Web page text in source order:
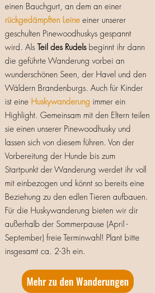
einen Bauchgurt, an dem an einer
rückgedämpften Leine einer unserer
geschulten Pinewoodhuskys gespannt
wird. Als Teil des Rudelsbeginnt ihr dann
die geführte Wanderung vorbei an
wunderschönen Seen, der Havel und den
Wäldern Brandenburgs. Auch für Kinder
ist eine Huskywanderung immer ein
Highlight. Gemeinsam mit den Eltern teilen
sie einen unserer Pinewoodhusky und
lassen sich von diesem führen. Von der
Vorbereitung der Hunde bis zum
Startpunkt der Wanderung werdet ihr voll
mit einbezogen und könnt so bereits eine
Beziehung zu den edlen Tieren aufbauen.
Für die Huskywanderung bieten wir dir
außerhalb der Sommerpause (April -
September) freie Terminwahl! Plant bitte
insgesamt ca. 2-3h ein.
Mehr zu den Wanderungen